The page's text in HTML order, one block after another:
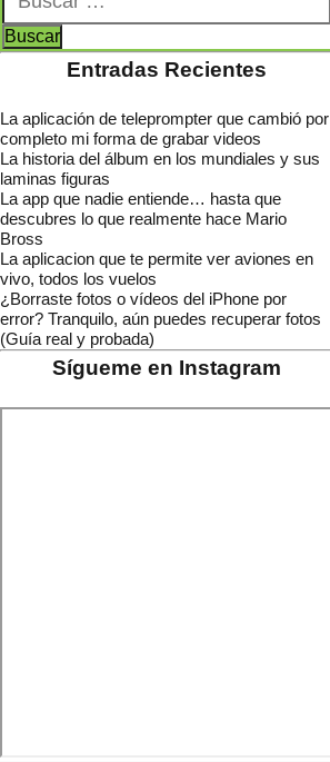
Entradas Recientes
La aplicación de teleprompter que cambió por
completo mi forma de grabar videos
La historia del álbum en los mundiales y sus
laminas figuras
La app que nadie entiende… hasta que
descubres lo que realmente hace Mario
Bross
La aplicacion que te permite ver aviones en
vivo, todos los vuelos
¿Borraste fotos o vídeos del iPhone por
error? Tranquilo, aún puedes recuperar fotos
(Guía real y probada)
Sígueme en Instagram